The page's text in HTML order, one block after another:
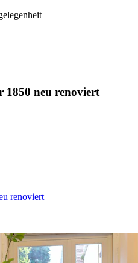
1850 neu renoviert
renoviert